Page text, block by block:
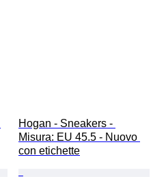
Hogan - Sneakers -
Misura: EU 45.5 - Nuovo
con etichette